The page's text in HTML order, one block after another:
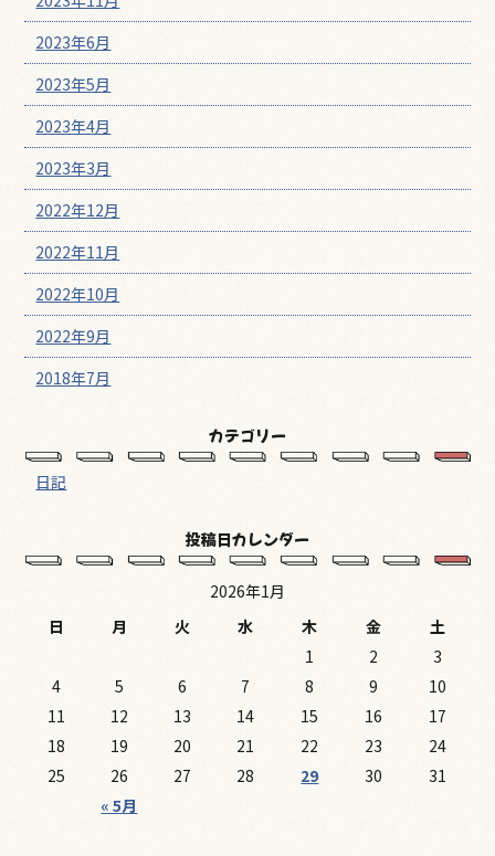
2023年6月
2023年5月
2023年4月
2023年3月
2022年12月
2022年11月
2022年10月
2022年9月
2018年7月
カテゴリー
日記
投稿日カレンダー
2026年1月
日
月 火 水 木 金 土
« 5月
1 2
3
4
5 6 7 8 9
10
11
12 13 14 15 16
17
18
19 20 21 22 23
24
25
26 27 28 29 30 31